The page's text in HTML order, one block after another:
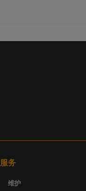
服务
维护